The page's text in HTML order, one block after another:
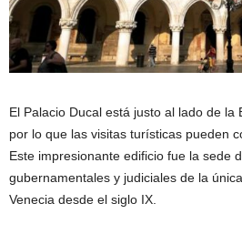
El Palacio Ducal está justo al lado de la
por lo que las visitas turísticas pueden
Este impresionante edificio fue la sede
gubernamentales y judiciales de la
Venecia desde el siglo IX.